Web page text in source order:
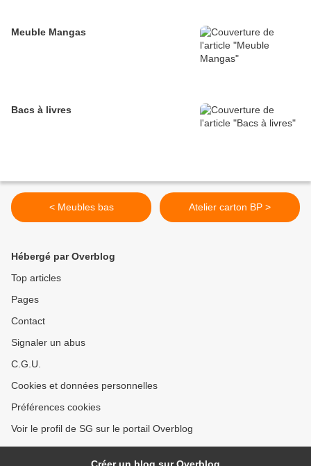
Meuble Mangas
Bacs à livres
< Meubles bas Atelier carton BP >
Hébergé par Overblog
Top articles
Pages
Contact
Signaler un abus
C.G.U.
Cookies et données personnelles
Préférences cookies
Voir le profil de SG sur le portail Overblog